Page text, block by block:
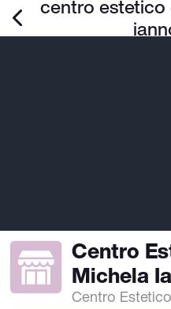
centro estetico
Centro
Michela
Centro Estetico